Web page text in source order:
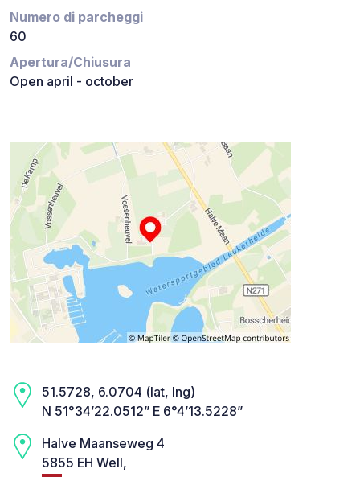
Numero di parcheggi
60
Apertura/Chiusura
Open april - october
51.5728, 6.0704 (lat, lng)
N 51°34’22.0512” E 6°4’13.5228”
Halve Maanseweg 4
5855 EH Well,